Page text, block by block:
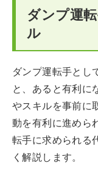
ダンプ運
ル
ダンプ運転手とし
と、あると有利に
やスキルを事前に
動を有利に進めら
転手に求められる
く解説します。